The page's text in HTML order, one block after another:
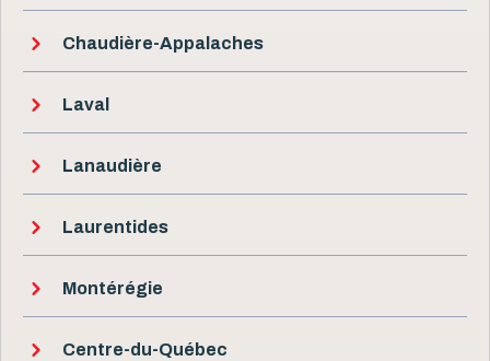
Chaudière-Appalaches
Laval
Lanaudière
Laurentides
Montérégie
Centre-du-Québec